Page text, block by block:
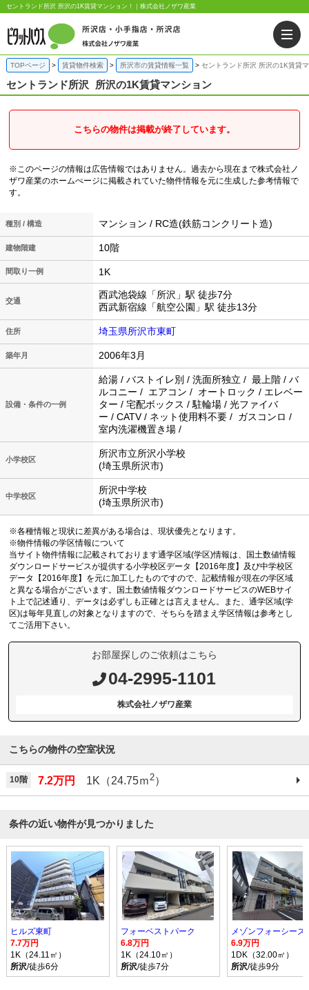
セントランド所沢 所沢の1K賃貸マンション！｜株式会社ノザワ産業
TOPページ 賃貸物件検索 所沢市の賃貸情報一覧 セントランド所沢 所沢の1K賃貸
セントランド所沢 所沢の1K賃貸マンション
こちらの物件は掲載が終了しています。
※このページの情報は広告情報ではありません。過去から現在まで株式会社ノ
ザワ産業のホームぺージに掲載されていた物件情報を元に生成した参考情報で
す。
種別 / 構造 マンション / RC造(鉄筋コンクリート造)
建物階建 10階
間取り一例 1K
交通
西武池袋線「所沢」駅 徒歩7分
西武新宿線「航空公園」駅 徒歩13分
住所 埼玉県所沢市東町
築年月 2006年3月
設備・条件の一例
給湯 / バストイレ別 / 洗面所独立 / 最上階 / バ
ルコニー / エアコン / オートロック / エレベー
ター / 宅配ボックス / 駐輪場 / 光ファイバ
ー / CATV / ネット使用料不要 / ガスコンロ /
室内洗濯機置き場 /
小学校区
所沢市立所沢小学校
(埼玉県所沢市)
中学校区
所沢中学校
(埼玉県所沢市)
※各種情報と現状に差異がある場合は、現状優先となります。
※物件情報の学区情報について
当サイト物件情報に記載されております通学区域(学区)情報は、国土数値情報
ダウンロードサービスが提供する小学校区データ【2016年度】及び中学校区
データ【2016年度】を元に加工したものですので、記載情報が現在の学区域
と異なる場合がございます。国土数値情報ダウンロードサービスのWEBサイ
ト上で記述通り、データは必ずしも正確とは言えません。また、通学区域(学
区)は毎年見直しの対象となりますので、そちらを踏まえ学区情報は参考とし
てご活用下さい。
お部屋探しのご依頼はこちら
04-2995-1101
株式会社ノザワ産業
こちらの物件の空室状況
10階 7.2万円 1K（24.75ｍ2）
条件の近い物件が見つかりました
ヒルズ東町
7.7万円
1K（24.11㎡）
所沢/徒歩6分
フォーベストパーク
6.8万円
1K（24.10㎡）
所沢/徒歩7分
メゾンフォーシーズ
6.9万円
1DK（32.00㎡）
所沢/徒歩9分